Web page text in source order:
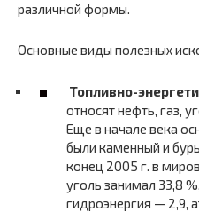
различной формы.
Основные виды полезных
Топливно-
относят нефть, газ,
Еще в начале века
были каменный и
конец 2005 г. в
уголь занимал 33,8
гидроэнергия — 2,9,